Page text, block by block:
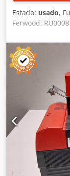
Estado: usado,
Ferwood:
0110-5A3-4-00 -
probado -
Si está
póngase en